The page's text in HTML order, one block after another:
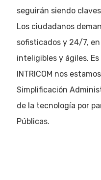
seguirán siendo
Los ciudadanos
sofisticados y 24/7,
inteligibles y ágiles.
INTRICOM nos
Simplificación
de la tecnología por
Públicas.